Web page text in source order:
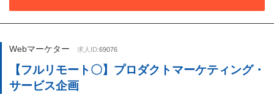
Webマーケター 求人ID:69076
【フルリモート〇】プロダクトマーケティング・
サービス企画